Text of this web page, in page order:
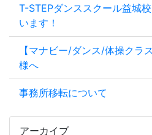
T-STEPダンススクール益城
います！
【マナビー/ダンス/体操クラ
様へ
事務所移転について
アーカイブ